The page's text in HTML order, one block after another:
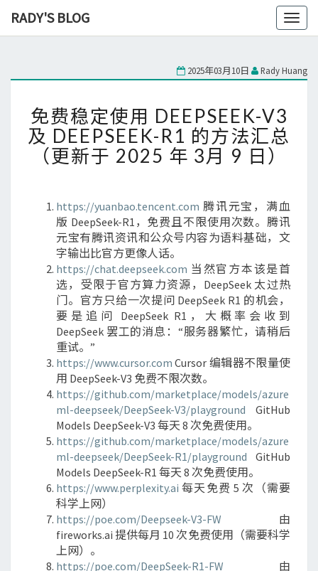
RADY'S BLOG
2025年03月10日 Rady Huang
费
稳
定
使
V3
及
DEEPSEEK-
R1
的
方
法
汇
总
新
于
2025
年
3
月
9
日）
免费稳定使用 DEEPSEEK-V3
及 DEEPSEEK-R1 的方法汇总
（更新于 2025 年 3月 9 日）
https://yuanbao.tencent.com 腾讯元宝，满血
版 DeepSeek-R1，免费且不限使用次数。腾讯
元宝有腾讯资讯和公众号内容为语料基础，文
字输出比官方更像人话。
https://chat.deepseek.com 当然官方本该是首
选，受限于官方算力资源，DeepSeek 太过热
门。官方只给一次提问 DeepSeek R1 的机会，
要是追问 DeepSeek R1，大概率会收到
DeepSeek 罢工的消息：“服务器繁忙，请稍后
重试。”
https://www.cursor.com Cursor 编辑器不限量使
用 DeepSeek-V3 免费不限次数。
https://github.com/marketplace/models/azure
ml-deepseek/DeepSeek-V3/playground GitHub
Models DeepSeek-V3 每天 8 次免费使用。
https://github.com/marketplace/models/azure
ml-deepseek/DeepSeek-R1/playground GitHub
Models DeepSeek-R1 每天 8 次免费使用。
https://www.perplexity.ai 每天免费 5 次（需要
科学上网）
https://poe.com/Deepseek-V3-FW 由
fireworks.ai 提供每月 10 次免费使用（需要科学
上网）。
https://poe.com/DeepSeek-R1-FW 由